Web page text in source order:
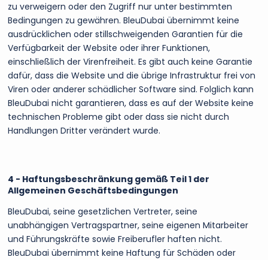
zu verweigern oder den Zugriff nur unter bestimmten
Bedingungen zu gewähren. BleuDubai übernimmt keine
ausdrücklichen oder stillschweigenden Garantien für die
Verfügbarkeit der Website oder ihrer Funktionen,
einschließlich der Virenfreiheit. Es gibt auch keine Garantie
dafür, dass die Website und die übrige Infrastruktur frei von
Viren oder anderer schädlicher Software sind. Folglich kann
BleuDubai nicht garantieren, dass es auf der Website keine
technischen Probleme gibt oder dass sie nicht durch
Handlungen Dritter verändert wurde.
4 - Haftungsbeschränkung gemäß Teil 1 der
Allgemeinen Geschäftsbedingungen
BleuDubai, seine gesetzlichen Vertreter, seine
unabhängigen Vertragspartner, seine eigenen Mitarbeiter
und Führungskräfte sowie Freiberufler haften nicht.
BleuDubai übernimmt keine Haftung für Schäden oder